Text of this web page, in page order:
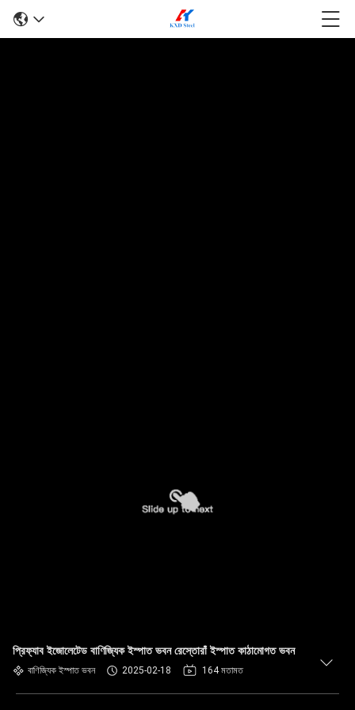
প্রিফ্যাব ইজোলেটেড বাণিজ্যিক ইস্পাত ভবন রেস্তোরাঁ ইস্পাত কাঠামোগত ভবন
বাণিজ্যিক ইস্পাত ভবন 2025-02-18 164 মতামত